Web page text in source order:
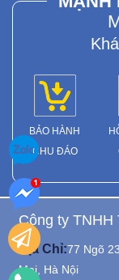
BẢO HÀNH
CHU ĐÁO
Công ty TNHH
Địa Chỉ:77 Ngõ
Mai, Hà Nội